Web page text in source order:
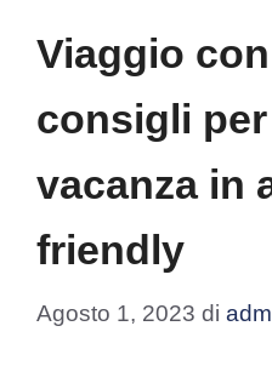
Viaggio
consigli
vacanza in
friendly
Agosto 1, 2023 di